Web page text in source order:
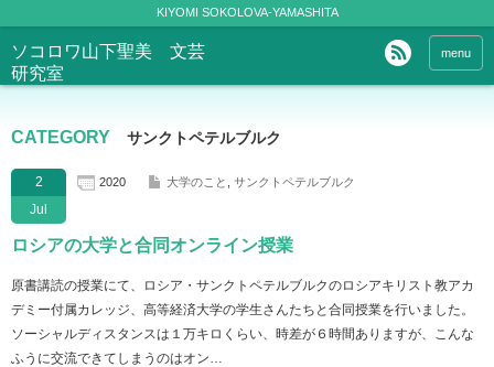
KIYOMI SOKOLOVA-YAMASHITA
ソコロワ山下聖美 文芸
研究室
menu
CATEGORY サンクトペテルブルク
2
Jul
2020 大学のこと サンクトペテルブルク
ロシアの大学と合同オンライン授業
原書講読の授業にて、ロシア・サンクトペテルブルクのロシアキリスト教アカ
デミー付属カレッジ、高等経済大学の学生さんたちと合同授業を行いました。
ソーシャルディスタンスは１万キロくらい、時差が６時間ありますが、こんな
ふうに交流できてしまうのはオン…